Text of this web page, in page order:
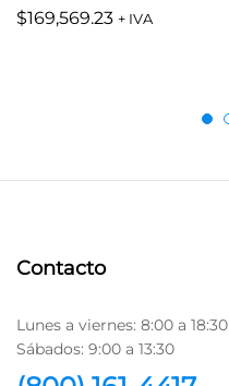
$169,569.23 + IVA
Contacto
Lunes a viernes: 8:00 a 18:30
Sábados: 9:00 a 13:30